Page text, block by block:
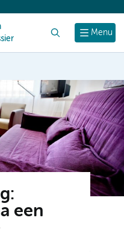
Menu
een